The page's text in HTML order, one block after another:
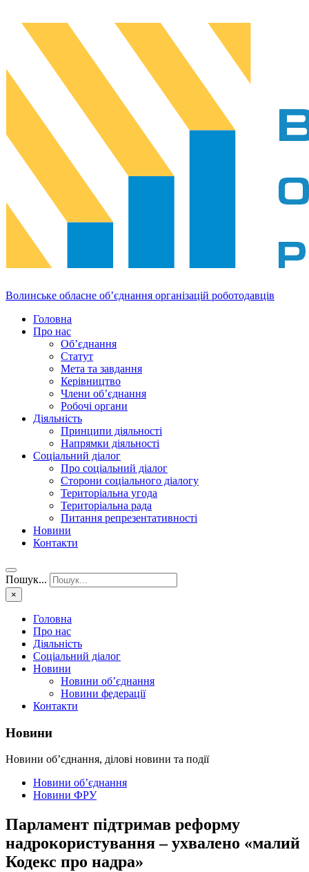
Волинське обласне об’єднання організацій роботодавців
Головна
Про нас
Об’єднання
Статут
Мета та завдання
Керівництво
Члени об’єднання
Робочі органи
Діяльність
Принципи діяльності
Напрямки діяльності
Соціальний діалог
Про соціальний діалог
Сторони соціального діалогу
Територіальна угода
Територіальна рада
Питання репрезентативності
Новини
Контакти
Пошук...
×
Головна
Про нас
Діяльність
Соціальний діалог
Новини
Новини об’єднання
Новини федерації
Контакти
Новини
Новини об’єднання, ділові новини та події
Новини об’єднання
Новини ФРУ
Парламент підтримав реформу
надрокористування – ухвалено «малий
Кодекс про надра»